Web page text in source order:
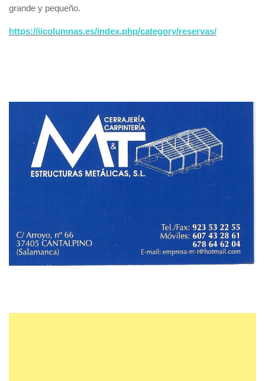
grande y pequeño.
https://iicolumnas.es/index.php/category/reservas/